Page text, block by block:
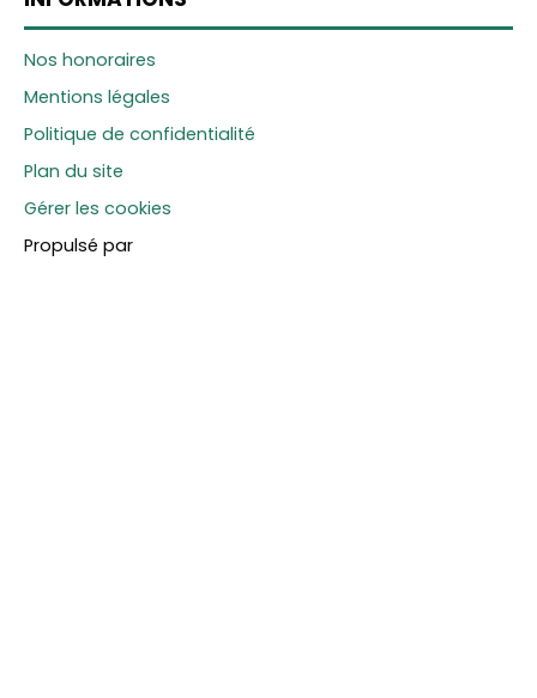
Nos honoraires
Mentions légales
Politique de confidentialité
Plan du site
Gérer les cookies
Propulsé par